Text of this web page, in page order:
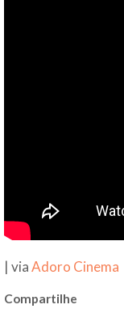
| viaAdoro Cinema
Compartilhe